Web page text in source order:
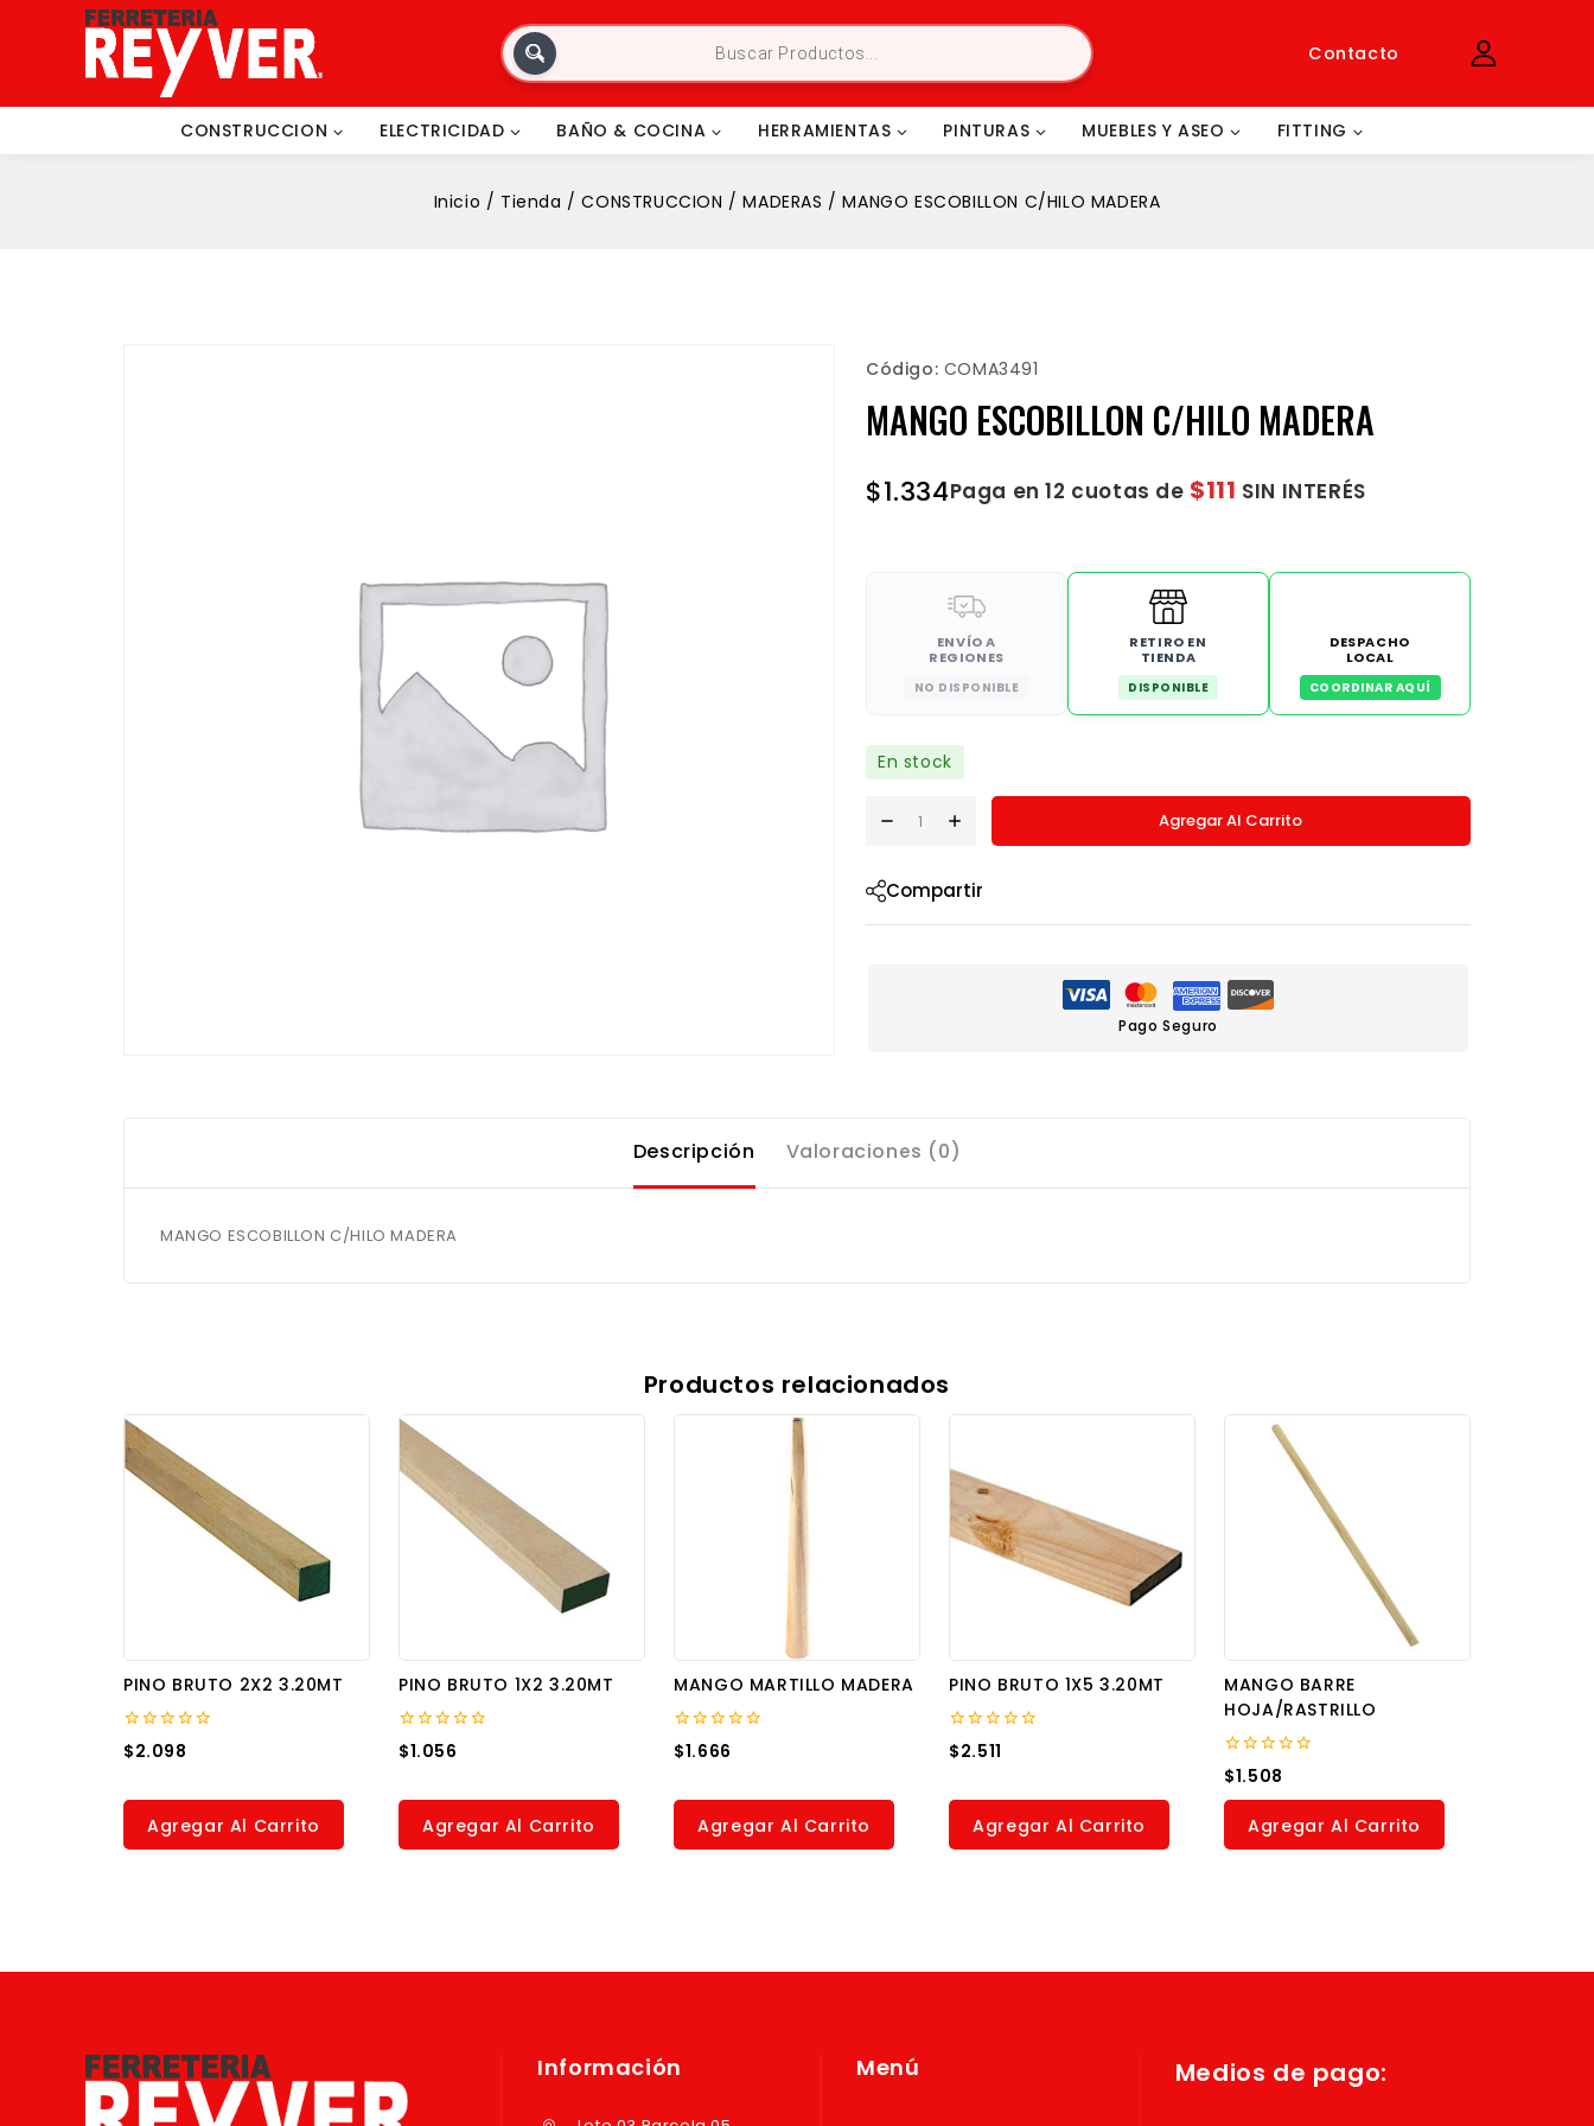
Contacto
CONSTRUCCION ELECTRICIDAD BAÑO & COCINA HERRAMIENTAS PINTURAS MUEBLES Y ASEO FITTING
Inicio / Tienda / CONSTRUCCION / MADERAS / MANGO ESCOBILLON C/HILO MADERA
Código: COMA3491
MANGO ESCOBILLON C/HILO MADERA
$1.334Paga en 12 cuotas de $111 SIN INTERÉS
ENVÍO A
REGIONES
NO DISPONIBLE
RETIRO EN
TIENDA
DISPONIBLE
DESPACHO
LOCAL
COORDINAR AQUÍ
En stock
Agregar Al Carrito
Compartir
Pago Seguro
Descripción Valoraciones (0)
MANGO ESCOBILLON C/HILO MADERA
Productos relacionados
PINO BRUTO 2X2 3.20MT
0
out
$2.098
Agregar Al Carrito
PINO BRUTO 1X2 3.20MT
0
out
$1.056
Agregar Al Carrito
MANGO MARTILLO MADERA
0
out
$1.666
Agregar Al Carrito
PINO BRUTO 1X5 3.20MT
0
out
$2.511
Agregar Al Carrito
MANGO BARRE
HOJA/RASTRILLO
0
out
of
$1.508
Agregar Al Carrito
Información Menú Medios de pago: